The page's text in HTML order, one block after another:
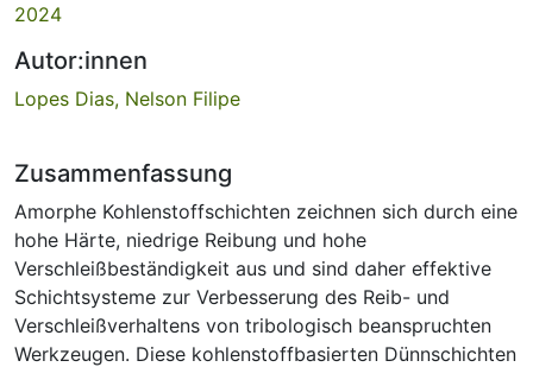
2024
Autor:innen
Lopes Dias, Nelson Filipe
Zusammenfassung
Amorphe Kohlenstoffschichten zeichnen sich durch eine
hohe Härte, niedrige Reibung und hohe
Verschleißbeständigkeit aus und sind daher effektive
Schichtsysteme zur Verbesserung des Reib- und
Verschleißverhaltens von tribologisch beanspruchten
Werkzeugen. Diese kohlenstoffbasierten Dünnschichten